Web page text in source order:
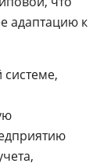
адаптацию к